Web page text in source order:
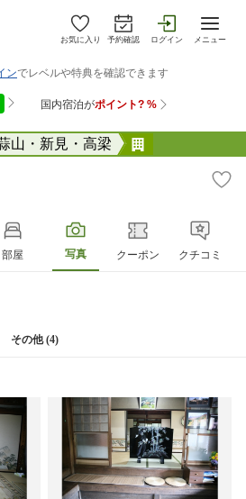
お気に入り 予約確認 ログイン メニュー
山・新見・高梁
部屋 写真 クーポン クチコミ
その他 (4)